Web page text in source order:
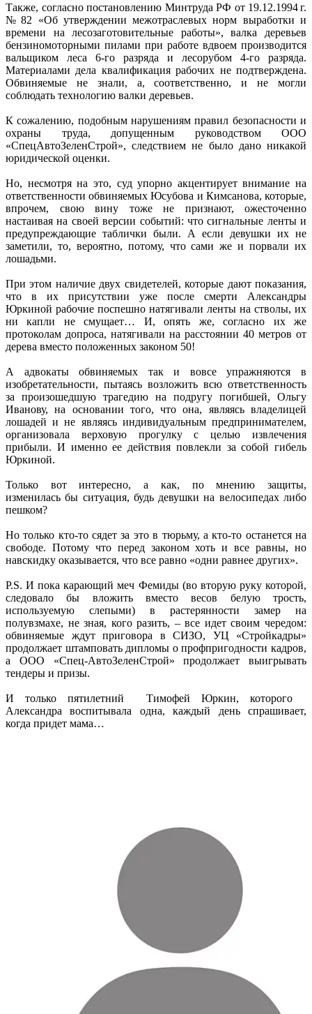
Также, согласно постановлению Минтруда РФ от 19.12.1994 г.
№ 82 «Об утверждении межотраслевых норм выработки и
времени на лесозаготовительные работы», валка деревьев
бензиномоторными пилами при работе вдвоем производится
вальщиком леса 6-го разряда и лесорубом 4-го разряда.
Материалами дела квалификация рабочих не подтверждена.
Обвиняемые не знали, а, соответственно, и не могли
соблюдать технологию валки деревьев.
К сожалению, подобным нарушениям правил безопасности и
охраны труда, допущенным руководством ООО
«СпецАвтоЗеленСтрой», следствием не было дано никакой
юридической оценки.
Но, несмотря на это, суд упорно акцентирует внимание на
ответственности обвиняемых Юсубова и Кимсанова, которые,
впрочем, свою вину тоже не признают, ожесточенно
настаивая на своей версии событий: что сигнальные ленты и
предупреждающие таблички были. А если девушки их не
заметили, то, вероятно, потому, что сами же и порвали их
лошадьми.
При этом наличие двух свидетелей, которые дают показания,
что в их присутствии уже после смерти Александры
Юркиной рабочие поспешно натягивали ленты на стволы, их
ни капли не смущает… И, опять же, согласно их же
протоколам допроса, натягивали на расстоянии 40 метров от
дерева вместо положенных законом 50!
А адвокаты обвиняемых так и вовсе упражняются в
изобретательности, пытаясь возложить всю ответственность
за произошедшую трагедию на подругу погибшей, Ольгу
Иванову, на основании того, что она, являясь владелицей
лошадей и не являясь индивидуальным предпринимателем,
организовала верховую прогулку с целью извлечения
прибыли. И именно ее действия повлекли за собой гибель
Юркиной.
Только вот интересно, а как, по мнению защиты,
изменилась бы ситуация, будь девушки на велосипедах либо
пешком?
Но только кто-то сядет за это в тюрьму, а кто-то останется на
свободе. Потому что перед законом хоть и все равны, но
навскидку оказывается, что все равно «одни равнее других».
P.S. И пока карающий меч Фемиды (во вторую руку которой,
следовало бы вложить вместо весов белую трость,
используемую слепыми) в растерянности замер на
полувзмахе, не зная, кого разить, – все идет своим чередом:
обвиняемые ждут приговора в СИЗО, УЦ «Стройкадры»
продолжает штамповать дипломы о профпригодности кадров,
а ООО «Спец-АвтоЗеленСтрой» продолжает выигрывать
тендеры и призы.
И только пятилетний Тимофей Юркин, которого
Александра воспитывала одна, каждый день спрашивает,
когда придет мама…